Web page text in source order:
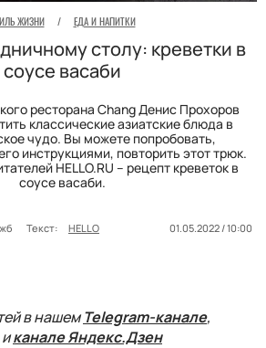
ЖИЗНИ / ЕДА И НАПИТКИ
столу: креветки в
соусе васаби
ресторана Chang Денис Прохоров
классические азиатские блюда в
чудо. Вы можете попробовать,
инструкциями, повторить этот трюк.
HELLO.RU – рецепт креветок в
соусе васаби.
Текст: HELLO
01.05.2022 / 10:00
в нашемTelegram-канале,
иканале Яндекс.Дзен